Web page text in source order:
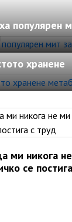
популярен
хранене
ми никога
се